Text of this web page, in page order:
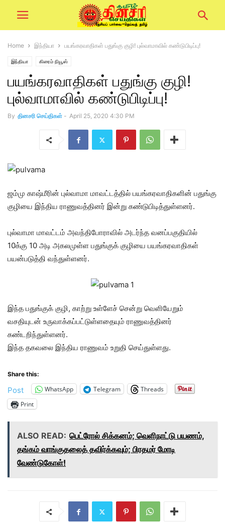
Home இந்தியா பயங்கரவாதிகள் பதுங்கு குழி! புல்வாமாவில் கண்டுபிடிப்பு!
இந்தியா கிரைம் நியூஸ்
பயங்கரவாதிகள் பதுங்கு குழி!
புல்வாமாவில் கண்டுபிடிப்பு!
By தினசரி செய்திகள் - April 25, 2020 4:30 PM
ஜம்மு காஷ்மீரின் புல்வாமா மாவட்டத்தில் பயங்கரவாதிகளின் பதுங்கு
குழியை இந்திய ராணுவத்தினர் இன்று கண்டுபிடித்துள்ளனர்.
புல்வாமா மாவட்டம் அவந்திபோராவில் அடர்ந்த வனப்பகுதியில்
10க்கு 10 அடி அகலமுள்ள பதுங்குக் குழியை பயங்கரவாதிகள்
பயன்படுத்தி வந்துள்ளனர்.
இந்த பதுங்குக் குழி, காற்று உள்ளேச் சென்று வெளியேறும்
வசதியுடன் உருவாக்கப்பட்டுள்ளதையும் ராணுவத்தினர்
கண்டறிந்துள்ளனர்.
இந்த தகவலை இந்திய ராணுவம் உறுதி செய்துள்ளது.
Share this:
Post WhatsApp Telegram
Threads
Print
ALSO READ: பெட்ரோல் சிக்கனம்; வெளிநாட்டு பயணம்,
தங்கம் வாங்குதலைத் தவிர்க்கவும்; பிரதமர் மோடி
வேண்டுகோள்!